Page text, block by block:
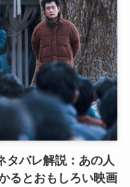
タバレ解説：あの人
るとおもしろい映画